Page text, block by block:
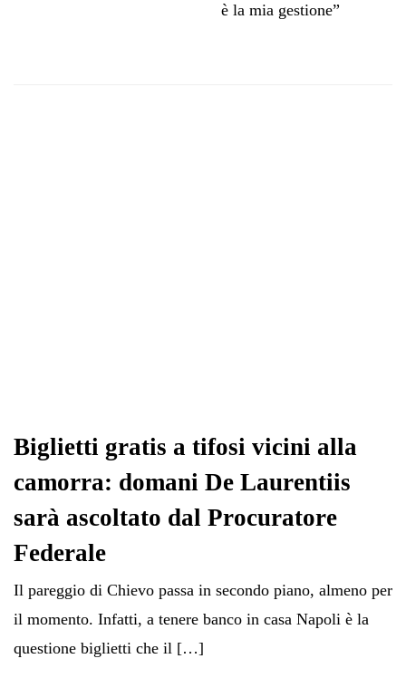
è la mia gestione”
Biglietti gratis a tifosi vicini alla
camorra: domani De Laurentiis
sarà ascoltato dal Procuratore
Federale
Il pareggio di Chievo passa in secondo piano, almeno per
il momento. Infatti, a tenere banco in casa Napoli è la
questione biglietti che il […]